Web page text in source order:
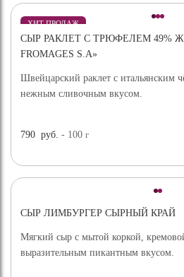
ХИТ ПРОДАЖ
ВЫБОР ЭКСПЕРТА
СЫР РАКЛЕТ С ТРЮФЕЛЕМ 49%
FROMAGES S.A»
Швейцарский раклет с итальянским
нежным сливочным вкусом.
790 руб. - 100г
СЫР ЛИМБУРГЕР СЫРНЫЙ КРАЙ
Мягкий сыр с мытой коркой,
выразительным пикантным вкусом.